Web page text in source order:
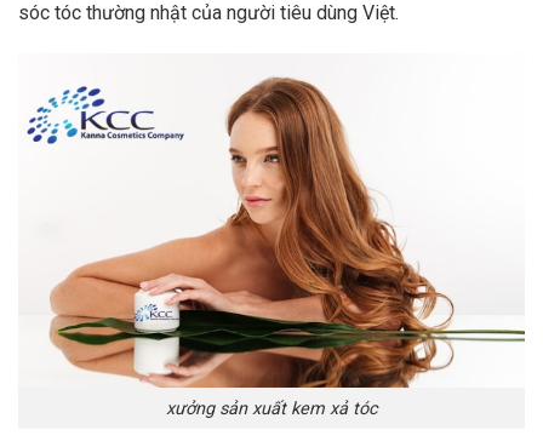
sóc tóc thường nhật của người tiêu dùng Việt.
xưởng sản xuất kem xả tóc